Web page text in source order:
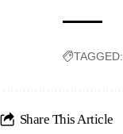
TAGGED:
Share This Article